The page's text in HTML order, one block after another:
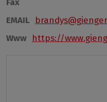
Fax
EMAIL
Www https://